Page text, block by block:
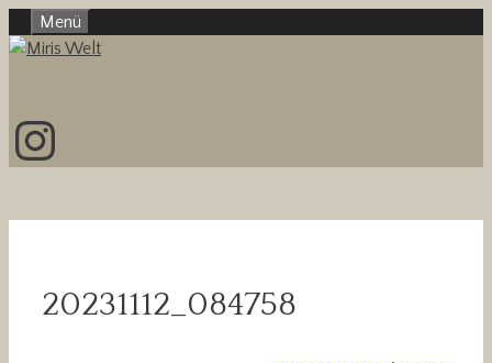
Inhalt
Menü
Instagram
20231112_084758